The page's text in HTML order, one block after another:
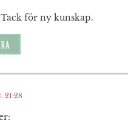
för ny kunskap.
21:28